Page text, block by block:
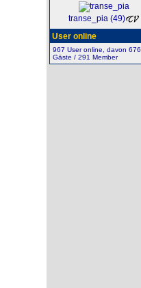
transe_pia (49)
User online
967 User online, davon 676
Gäste / 291 Member